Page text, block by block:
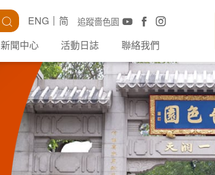
搜尋 追蹤嗇色園
ENG
简
新聞中心 活動日誌 聯絡我們